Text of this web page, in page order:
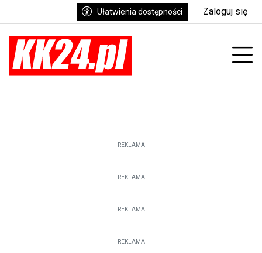
Ułatwienia dostępności Zaloguj się
REKLAMA
REKLAMA
REKLAMA
REKLAMA